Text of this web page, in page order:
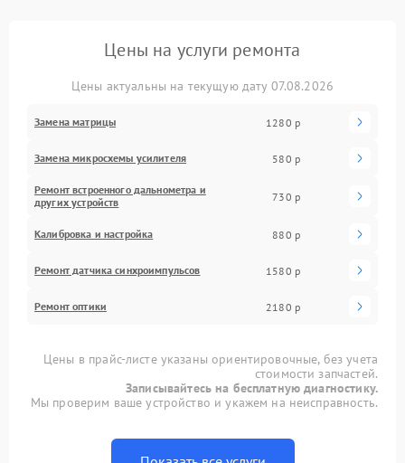
Цены на услуги ремонта
Цены актуальны на текущую дату 07.08.2026
Замена матрицы 1280 р
Замена микросхемы усилителя 580 р
Ремонт встроенного дальнометра и
других устройств
730 р
Калибровка и настройка 880 р
Ремонт датчика синхроимпульсов 1580 р
Ремонт оптики 2180 р
Цены в прайс-листе указаны ориентировочные, без учета
стоимости запчастей.
Записывайтесь на бесплатную диагностику.
Мы проверим ваше устройство и укажем на неисправность.